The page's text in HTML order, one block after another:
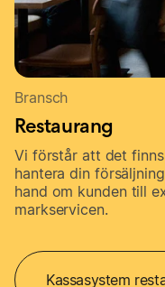
Bransch
Restaurang
Vi förstår att det
hantera din
hand om kunden till
markservicen.
Kassasystem